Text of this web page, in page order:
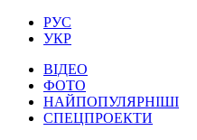
РУС
УКР
ВІДЕО
ФОТО
НАЙПОПУЛЯРНІШІ
СПЕЦПРОЕКТИ